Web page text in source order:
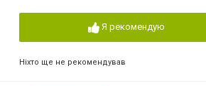
Я рекомендую
Ніхто ще не рекомендував